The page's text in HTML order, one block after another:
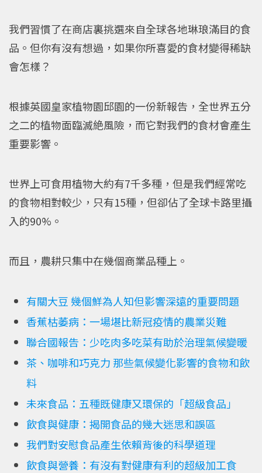
我們習慣了在商店裏挑選來自全球各地琳琅滿目的食
品。但你有沒有想過，如果你所喜愛的食材變得稀缺
會怎樣？
根據英國皇家植物園邱園的一份新報告，全世界五分
之二的植物面臨滅絶風險，而它對我們的食材會產生
重要影響。
世界上可食用植物大約有7千多種，但是我們經常吃
的食物相對較少，只有15種，但卻佔了全球卡路里攝
入的90%。
而且，農耕只集中在幾個商業品種上。
有關大豆 幾個鮮為人知但影響深遠的重要問題
香蕉枯萎病：一場堪比新冠疫情的農業災難
聯合國報告：少吃肉多吃菜有助於治理氣候變暖
茶、咖啡和巧克力 那些氣候變化影響的食物和飲
料
未來食品：五種既健康又環保的「超級食品」
飲食與健康：揭開食品的幾大迷思和誤區
我們對安慰食品產生依賴背後的科學道理
飲食與營養：有沒有對健康有利的超級加工食